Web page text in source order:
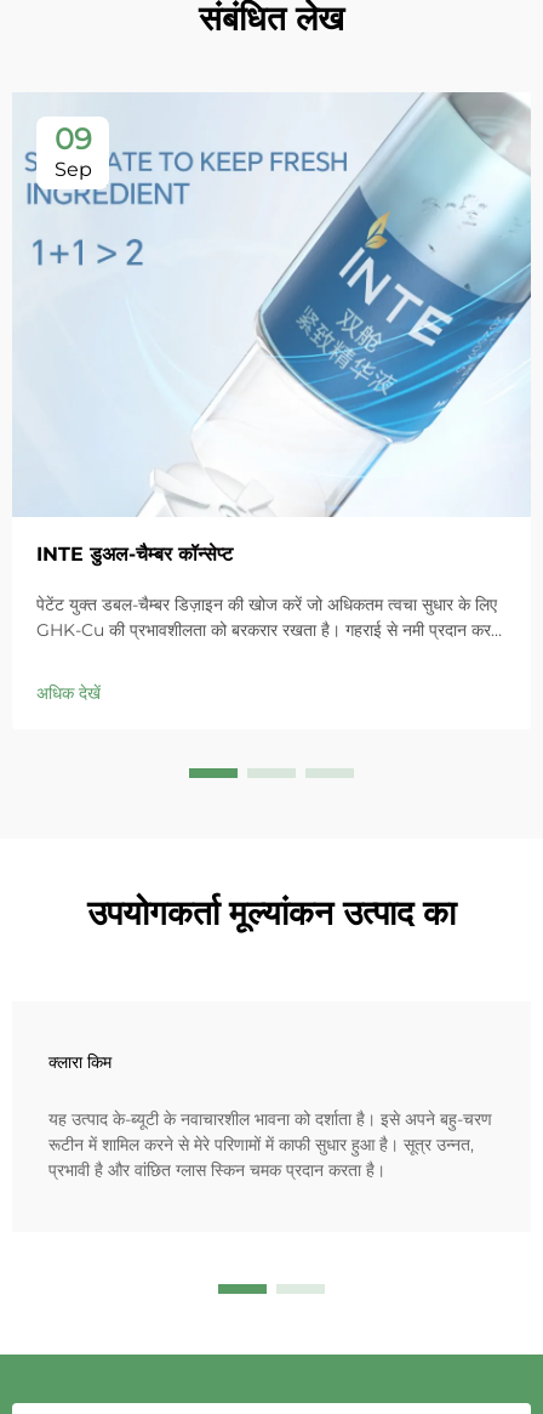
संबंधित लेख
09
Sep
INTE डुअल-चैम्बर कॉन्सेप्ट
पेटेंट युक्त डबल-चैम्बर डिज़ाइन की खोज करें जो अधिकतम त्वचा सुधार के लिए
GHK-Cu की प्रभावशीलता को बरकरार रखता है। गहराई से नमी प्रदान करता
आज ही 'स्मॉल ब्लू चैम्बर' समाधान आजमाएं।
अधिक देखें
उपयोगकर्ता मूल्यांकन उत्पाद का
क्लारा किम
यह उत्पाद के-ब्यूटी के नवाचारशील भावना को दर्शाता है। इसे अपने बहु-चरण
रूटीन में शामिल करने से मेरे परिणामों में काफी सुधार हुआ है। सूत्र उन्नत,
प्रभावी है और वांछित ग्लास स्किन चमक प्रदान करता है।